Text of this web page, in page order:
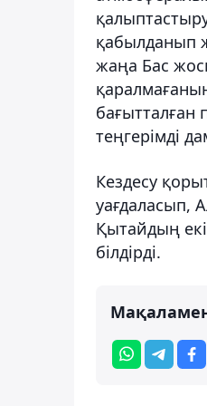
қабылданып
жаңа Бас
теңгерімді
Кездесу
уағдаласып,
Қытайдың
білдірді.
Мақаламен